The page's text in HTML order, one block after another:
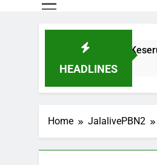
HEADLINES
Keseruan
Home JalalivePBN2